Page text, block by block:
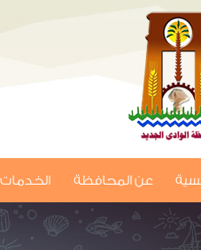
عن المحافظة الخدمات